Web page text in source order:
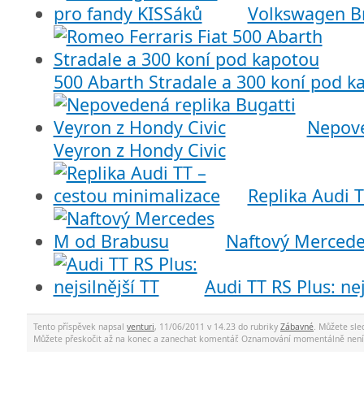
Volkswagen
500 Abarth Stradale a 300 koní pod
Veyron z Hondy Civic
Replika Audi
Naftový
Audi TT RS Plus:
Tento příspěvek napsal venturi, 11/06/2011 v 14.23 do rubriky Zábavné. Můžete
Můžete přeskočit až na konec a zanechat komentář. Oznamování momentálně